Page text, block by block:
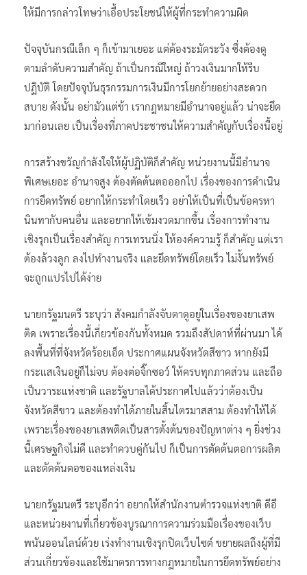
ให้มีการกล่าวโทษว่าเอื้อประโยชน์ให้ผู้ที่กระทำความผิด
ปัจจุบันกรณีเล็ก ๆ ก็เข้ามาเยอะ แต่ต้องระมัดระวัง ซึ่งต้องดู
ตามลำดับความสำคัญ ถ้าเป็นกรณีใหญ่ ถ้าวงเงินมากให้รีบ
ปฏิบัติ โดยปัจจุบันธุรกรรมการเงินมีการโยกย้ายอย่างสะดวก
สบาย ดังนั้น อย่ามัวแต่ช้า เรากฎหมายมีอำนาจอยู่แล้ว น่าจะยึด
มาก่อนเลย เป็นเรื่องที่ภาคประชาชนให้ความสำคัญกับเรื่องนี้อยู่
การสร้างขวัญกำลังใจให้ผู้ปฏิบัติก็สำคัญ หน่วยงานนี้มีอำนาจ
พิเศษเยอะ อำนาจสูง ต้องตัดต้นตอออกไป เรื่องของการดำเนิน
การยึดทรัพย์ อยากให้กระทำโดยเร็ว อย่าให้เป็นที่เป็นข้อครหา
นินทากับคนอื่น และอยากให้เข้มงวดมากขึ้น เรื่องการทำงาน
เชิงรุกเป็นเรื่องสำคัญ การเทรนนิ่ง ให้องค์ความรู้ ก็สำคัญ แต่เรา
ต้องล้วงลูก ลงไปทำงานจริง และยึดทรัพย์โดยเร็ว ไม่งั้นทรัพย์
จะถูกแปรไปได้ง่าย
นายกรัฐมนตรี ระบุว่า สังคมกำลังจับตาดูอยู่ในเรื่องของยาเสพ
ติด เพราะเรื่องนี้เกี่ยวข้องกันทั้งหมด รวมถึงสัปดาห์ที่ผ่านมา ได้
ลงพื้นที่ที่จังหวัดร้อยเอ็ด ประกาศแผนจังหวัดสีขาว หากยังมี
กระแสเงินอยู่ก็ไม่จบ ต้องต่อจิ๊กซอว์ ให้ครบทุกภาคส่วน และถือ
เป็นวาระแห่งชาติ และรัฐบาลได้ประกาศไปแล้วว่าต้องเป็น
จังหวัดสีขาว และต้องทำได้ภายในสิ้นไตรมาสสาม ต้องทำให้ได้
เพราะเรื่องของยาเสพติดเป็นสารตั้งต้นของปัญหาต่าง ๆ ยิ่งช่วง
นี้เศรษฐกิจไม่ดี และทำควบคู่กันไป ก็เป็นการตัดต้นตอการผลิต
และตัดต้นตอของแหล่งเงิน
นายกรัฐมนตรี ระบุอีกว่า อยากให้สำนักงานตำรวจแห่งชาติ ดีอี
และหน่วยงานที่เกี่ยวข้องบูรณาการความร่วมมือเรื่องของเว็บ
พนันออนไลน์ด้วย เร่งทำงานเชิงรุกปิดเว็บไซต์ ขยายผลถึงผู้ที่มี
ส่วนเกี่ยวข้องและใช้มาตรการทางกฎหมายในการยึดทรัพย์อย่าง